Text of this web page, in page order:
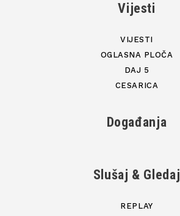
Vijesti
VIJESTI
OGLASNA PLOČA
DAJ 5
CESARICA
Događanja
Slušaj & Gledaj
REPLAY